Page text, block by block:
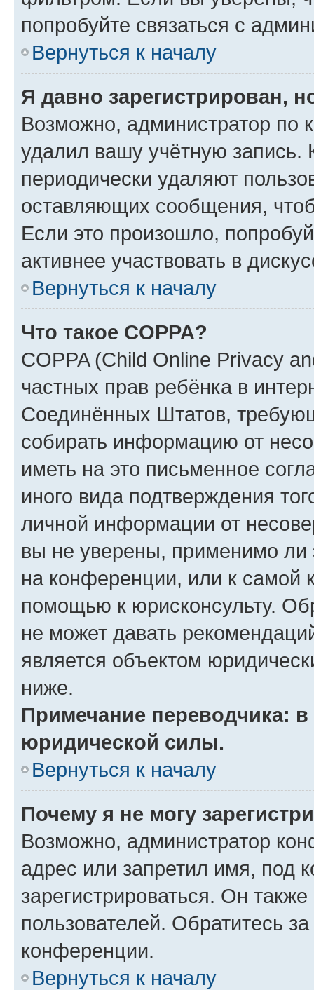
попробуйте связаться с
Вернуться к началу
Я давно зарегистрирован,
Возможно, администратор по
удалил вашу учётную запись.
периодически удаляют
оставляющих сообщения,
Если это произошло,
активнее участвовать в
Вернуться к началу
Что такое COPPA?
COPPA (Child Online Privacy
частных прав ребёнка в
Соединённых Штатов,
собирать информацию от
иметь на это письменное
иного вида подтверждения
личной информации от
вы не уверены, применимо ли
на конференции, или к самой
помощью к юрисконсульту.
не может давать
является объектом
ниже.
Примечание переводчика:
юридической силы.
Вернуться к началу
Почему я не могу
Возможно, администратор
адрес или запретил имя, под
зарегистрироваться. Он
пользователей. Обратитесь
конференции.
Вернуться к началу